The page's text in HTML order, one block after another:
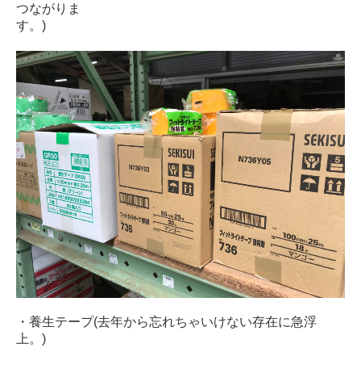
つながりま
す。)
・養生テープ(去年から忘れちゃいけない存在に急浮
上。)